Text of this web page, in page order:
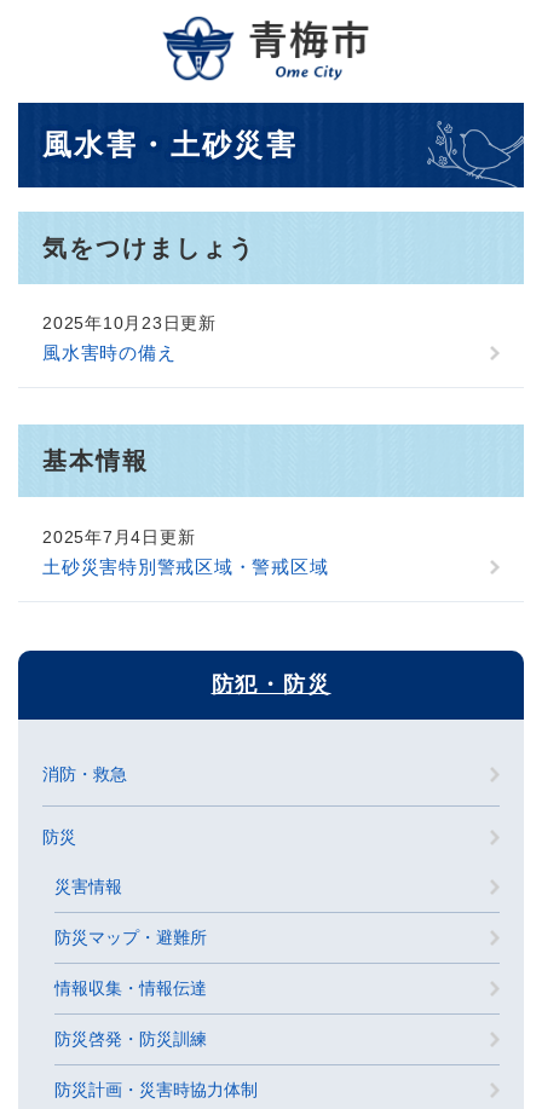
メニューを飛ばして本文へ
風水害・土砂災害
気をつけましょう
2025年10月23日更新
風水害時の備え
基本情報
2025年7月4日更新
土砂災害特別警戒区域・警戒区域
防犯・防災
消防・救急
防災
災害情報
防災マップ・避難所
情報収集・情報伝達
防災啓発・防災訓練
防災計画・災害時協力体制